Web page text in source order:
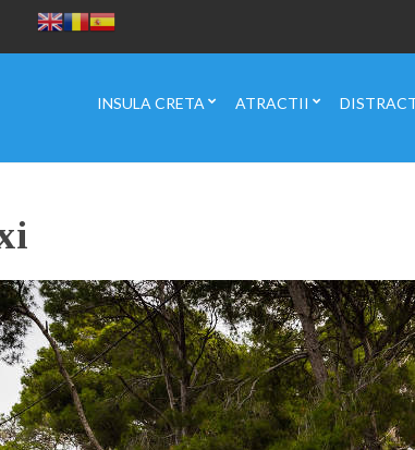
INSULA CRETA ATRACTII